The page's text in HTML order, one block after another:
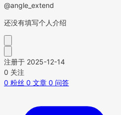
@angle_extend
还没有填写个人介绍
注册于 2025-12-14
0 关注
0 粉丝 0 文章 0 问答